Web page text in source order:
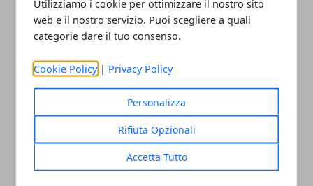
Utilizziamo i cookie per ottimizzare il nostro sito
web e il nostro servizio. Puoi scegliere a quali
categorie dare il tuo consenso.
Cookie Policy | Privacy Policy
Personalizza
Rifiuta Opzionali
Accetta Tutto
Streaming
Android
Musica
MacBook
FaceBook
Google Maps
Console
Cellulari